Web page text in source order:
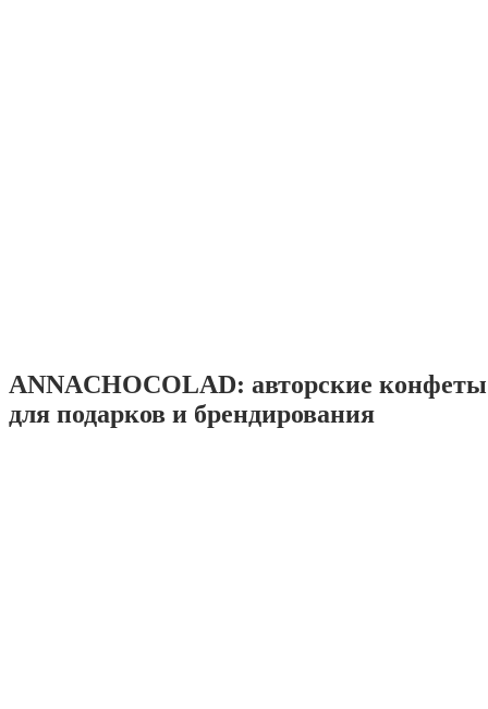
ANNACHOCOLAD: авторские
для подарков и брендирования